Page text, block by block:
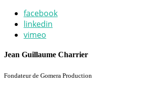
facebook
linkedin
vimeo
Jean Guillaume Charrier
Fondateur de Gomera Production